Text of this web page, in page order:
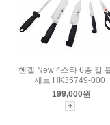
헨켈 New 4스타 6종 칼
세트 HK35749-000
199,000원